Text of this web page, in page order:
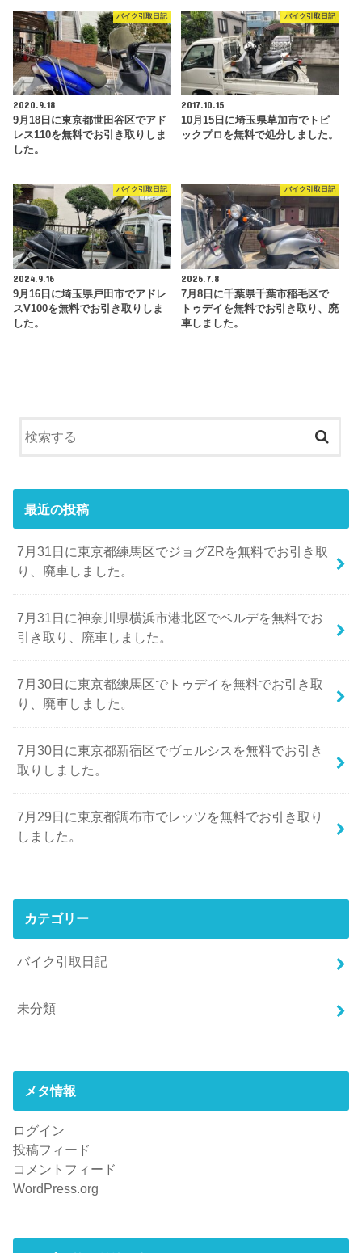
バイク引取日記
2020.9.18
9月18日に東京都世田谷区でアド
レス110を無料でお引き取りしま
した。
バイク引取日記
2017.10.15
10月15日に埼玉県草加市でトピ
ックプロを無料で処分しました。
バイク引取日記
2024.9.16
9月16日に埼玉県戸田市でアドレ
スV100を無料でお引き取りしま
した。
バイク引取日記
2026.7.8
7月8日に千葉県千葉市稲毛区で
トゥデイを無料でお引き取り、廃
車しました。
最近の投稿
7月31日に東京都練馬区でジョグZRを無料でお引き取
り、廃車しました。
7月31日に神奈川県横浜市港北区でベルデを無料でお
引き取り、廃車しました。
7月30日に東京都練馬区でトゥデイを無料でお引き取
り、廃車しました。
7月30日に東京都新宿区でヴェルシスを無料でお引き
取りしました。
7月29日に東京都調布市でレッツを無料でお引き取り
しました。
カテゴリー
バイク引取日記
未分類
メタ情報
ログイン
投稿フィード
コメントフィード
WordPress.org